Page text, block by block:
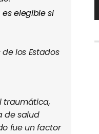
elegible si
los Estados
traumática,
de salud
fue un factor